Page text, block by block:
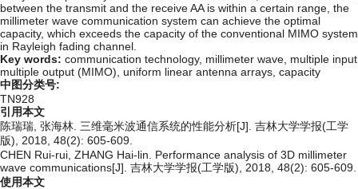
between the transmit and the receive AA is within a certain range, the
millimeter wave communication system can achieve the optimal
capacity, which exceeds the capacity of the conventional MIMO system
in Rayleigh fading channel.
Key words: communication technology, millimeter wave, multiple input
multiple output (MIMO), uniform linear antenna arrays, capacity
中图分类号:
TN928
引用本文
陈瑞瑞, 张海林. 三维毫米波通信系统的性能分析[J]. 吉林大学学报(工学
版), 2018, 48(2): 605-609.
CHEN Rui-rui, ZHANG Hai-lin. Performance analysis of 3D millimeter
wave communications[J]. 吉林大学学报(工学版), 2018, 48(2): 605-609.
使用本文